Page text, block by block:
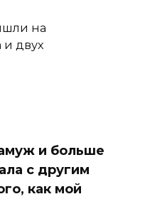
на
двух
и больше
с другим
как мой